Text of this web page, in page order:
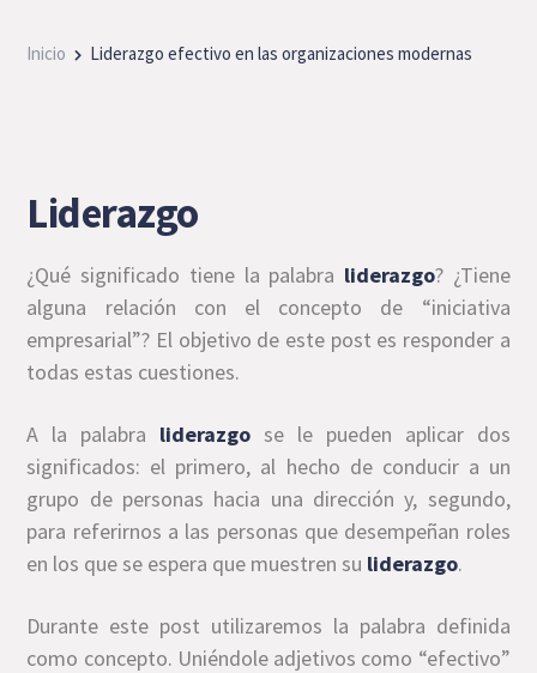
Inicio Liderazgo efectivo en las organizaciones modernas
Liderazgo
¿Qué significado tiene la palabra liderazgo? ¿Tiene
alguna relación con el concepto de “iniciativa
empresarial”? El objetivo de este post es responder a
todas estas cuestiones.
A la palabra liderazgo se le pueden aplicar dos
significados: el primero, al hecho de conducir a un
grupo de personas hacia una dirección y, segundo,
para referirnos a las personas que desempeñan roles
en los que se espera que muestren su liderazgo.
Durante este post utilizaremos la palabra definida
como concepto. Uniéndole adjetivos como “efectivo”